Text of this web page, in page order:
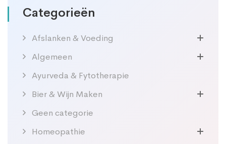
Categorieën
Afslanken & Voeding
Algemeen
Ayurveda & Fytotherapie
Bier & Wijn Maken
Geen categorie
Homeopathie